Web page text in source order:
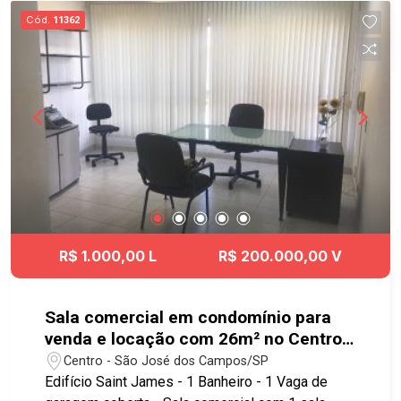
Cód. 11362
R$ 1.000,00 L R$ 200.000,00 V
Sala comercial em condomínio para
venda e locação com 26m² no Centro
de SJC
Centro - São José dos Campos/SP
Edifício Saint James - 1 Banheiro - 1 Vaga de